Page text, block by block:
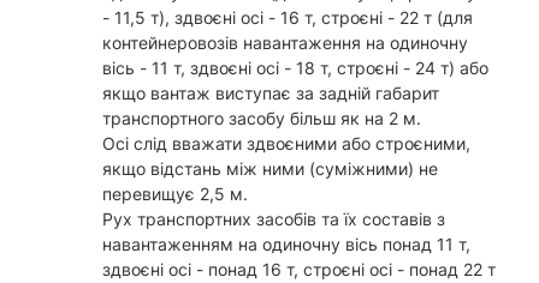
- 11,5 т), здвоєні осі - 16 т, строєні - 22 т (для
контейнеровозів навантаження на одиночну
вісь - 11 т, здвоєні осі - 18 т, строєні - 24 т) або
якщо вантаж виступає за задній габарит
транспортного засобу більш як на 2 м.
Осі слід вважати здвоєними або строєними,
якщо відстань між ними (суміжними) не
перевищує 2,5 м.
Рух транспортних засобів та їх составів з
навантаженням на одиночну вісь понад 11 т,
здвоєні осі - понад 16 т, строєні осі - понад 22 т